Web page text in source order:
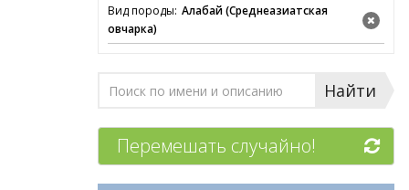
Вид породы: Алабай (Среднеазиатская
овчарка)
Найти
Перемешать случайно!